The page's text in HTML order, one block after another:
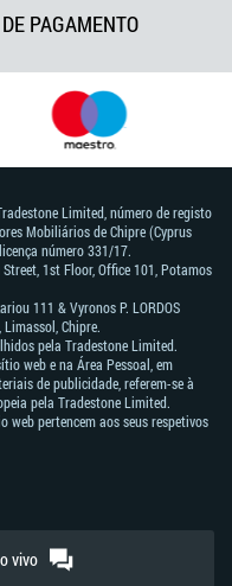
PAGAMENTO
Limited, número de registo
Mobiliários de Chipre (Cyprus
número 331/17.
1st Floor, Office 101, Potamos
111 & Vyronos Р. LORDOS
Limassol, Chipre.
pela Tradestone Limited.
web e na Área Pessoal, em
de publicidade, referem-se à
pela Tradestone Limited.
web pertencem aos seus respetivos
vivo